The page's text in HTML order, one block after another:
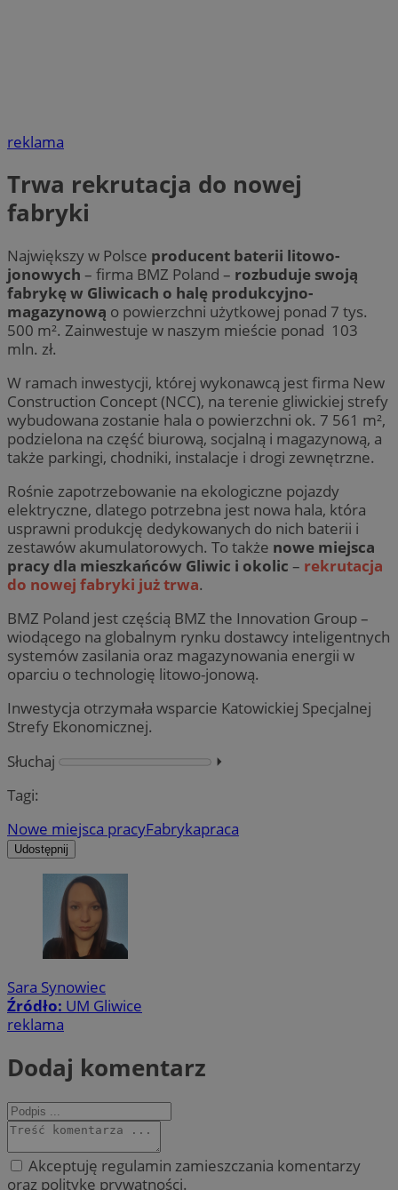
reklama
Trwa rekrutacja do nowej
fabryki
Największy w Polsce producent baterii litowo-
jonowych – firma BMZ Poland – rozbuduje swoją
fabrykę w Gliwicach o halę produkcyjno-
magazynową o powierzchni użytkowej ponad 7 tys.
500 m². Zainwestuje w naszym mieście ponad 103
mln. zł.
W ramach inwestycji, której wykonawcą jest firma New
Construction Concept (NCC), na terenie gliwickiej strefy
wybudowana zostanie hala o powierzchni ok. 7 561 m²,
podzielona na część biurową, socjalną i magazynową, a
także parkingi, chodniki, instalacje i drogi zewnętrzne.
Rośnie zapotrzebowanie na ekologiczne pojazdy
elektryczne, dlatego potrzebna jest nowa hala, która
usprawni produkcję dedykowanych do nich baterii i
zestawów akumulatorowych. To także nowe miejsca
pracy dla mieszkańców Gliwic i okolic – rekrutacja
do nowej fabryki już trwa.
BMZ Poland jest częścią BMZ the Innovation Group –
wiodącego na globalnym rynku dostawcy inteligentnych
systemów zasilania oraz magazynowania energii w
oparciu o technologię litowo-jonową.
Inwestycja otrzymała wsparcie Katowickiej Specjalnej
Strefy Ekonomicznej.
Słuchaj
⏵︎
Tagi:
Nowe miejsca pracyFabrykapraca
Udostępnij
Sara Synowiec
Źródło: UM Gliwice
reklama
Dodaj komentarz
Akceptuję regulamin zamieszczania komentarzy
oraz politykę prywatności.